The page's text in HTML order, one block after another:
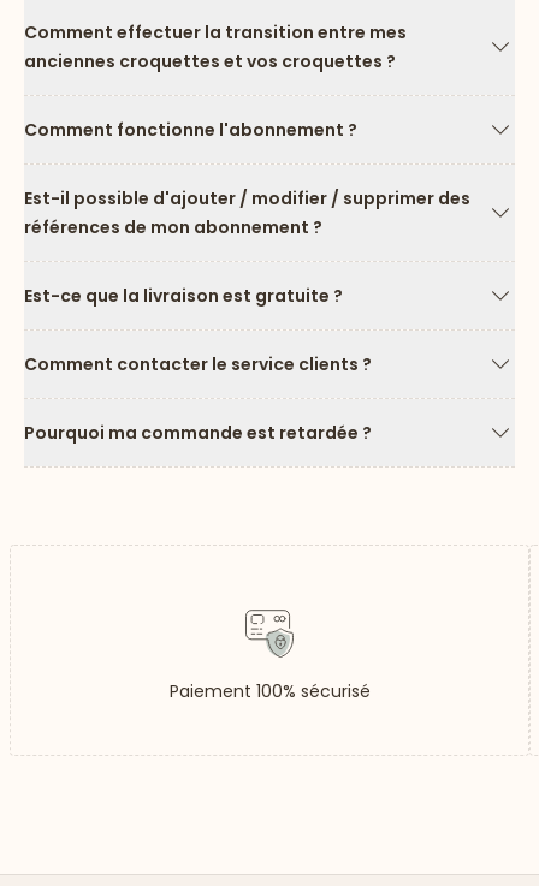
Comment effectuer la transition entre mes
anciennes croquettes et vos croquettes ?
Comment fonctionne l'abonnement ?
Est-il possible d'ajouter / modifier / supprimer des
références de mon abonnement ?
Est-ce que la livraison est gratuite ?
Comment contacter le service clients ?
Pourquoi ma commande est retardée ?
Paiement 100% sécurisé